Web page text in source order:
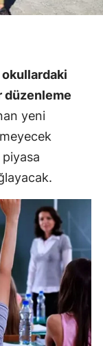
okullardaki
düzenleme
yeni